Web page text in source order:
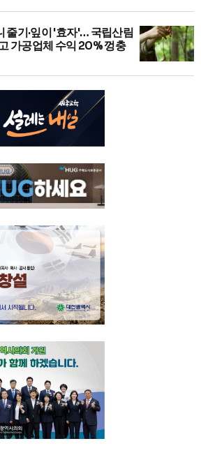
줄기·잎이 '효자'… 국립산림
가공업체 수익 20% 껑충